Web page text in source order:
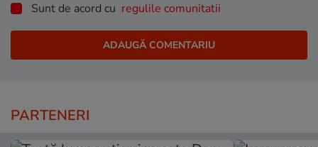
Sunt de acord cu regulile comunitatii
PARTENERI